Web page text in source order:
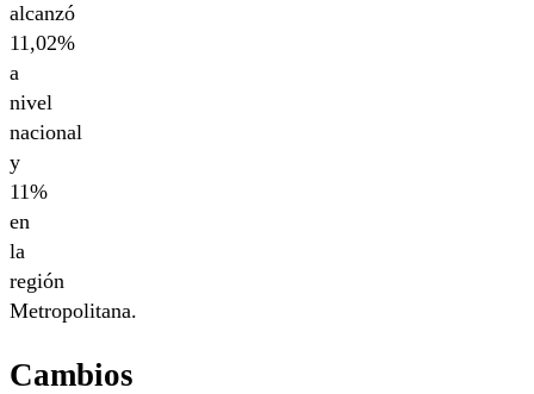
alcanzó
11,02%
a
nivel
nacional
y
11%
en
la
región
Metropolitana.
Cambios